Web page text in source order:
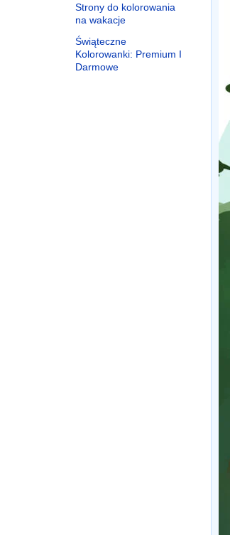
Strony do kolorowania
na wakacje
Świąteczne
Kolorowanki: Premium I
Darmowe